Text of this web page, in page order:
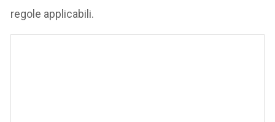
regole applicabili.